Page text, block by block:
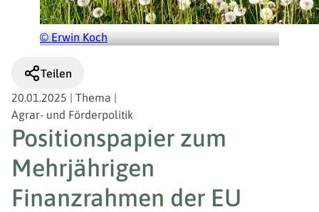
© Erwin Koch
Teilen
20.01.2025 | Thema |
Agrar- und Förderpolitik
Positionspapier zum
Mehrjährigen
Finanzrahmen der EU